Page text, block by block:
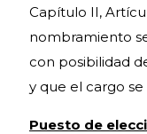
Capítulo II,
nombramiento
con posibilidad
y que el cargo
Puesto de